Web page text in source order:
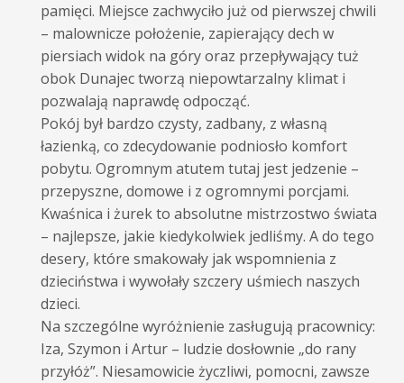
pamięci. Miejsce zachwyciło już od pierwszej chwili
– malownicze położenie, zapierający dech w
piersiach widok na góry oraz przepływający tuż
obok Dunajec tworzą niepowtarzalny klimat i
pozwalają naprawdę odpocząć.
Pokój był bardzo czysty, zadbany, z własną
łazienką, co zdecydowanie podniosło komfort
pobytu. Ogromnym atutem tutaj jest jedzenie –
przepyszne, domowe i z ogromnymi porcjami.
Kwaśnica i żurek to absolutne mistrzostwo świata
– najlepsze, jakie kiedykolwiek jedliśmy. A do tego
desery, które smakowały jak wspomnienia z
dzieciństwa i wywołały szczery uśmiech naszych
dzieci.
Na szczególne wyróżnienie zasługują pracownicy:
Iza, Szymon i Artur – ludzie dosłownie „do rany
przyłóż”. Niesamowicie życzliwi, pomocni, zawsze